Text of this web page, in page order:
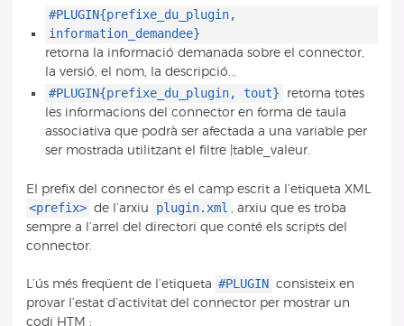
#PLUGIN{prefixe_du_plugin,
information_demandee}
retorna la informació demanada sobre el connector,
la versió, el nom, la descripció...
#PLUGIN{prefixe_du_plugin, tout}
retorna totes
les informacions del connector en forma de taula
associativa que podrà ser afectada a una variable per
ser mostrada utilitzant el filtre |table_valeur.
El prefix del connector és el camp escrit a l’etiqueta XML
<prefix> de l’arxiu plugin.xml
, arxiu que es troba
sempre a l’arrel del directori que conté els scripts del
connector.
L’ús més freqüent de l’etiqueta #PLUGIN consisteix en
provar l’estat d’activitat del connector per mostrar un
codi HTM :